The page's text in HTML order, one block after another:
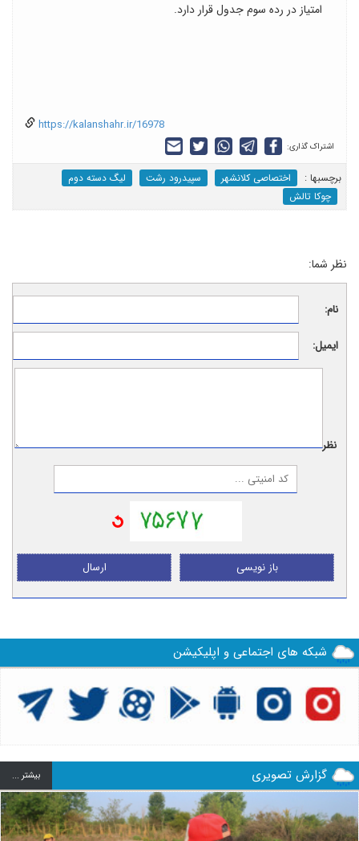
امتیاز در رده سوم جدول قرار دارد.
https://kalanshahr.ir/16978
اشتراک گذاری:
برچسب‎ها : اختصاصی کلانشهر سپیدرود رشت
لیگ دسته دوم
چوکا تالش
نظر شما:
نام:
ایمیل:
نظر:
ارسال باز نویسی
شبکه های اجتماعی و اپلیکیشن
گزارش تصویری بيشتر ...